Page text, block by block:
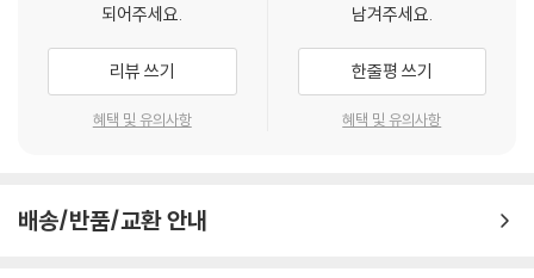
이 상품에 포함된 Blu-ray는 한글자막이 없습니다.
DVD/ Blu-ray 구매시 참고 사항 안내드립니다.
이어를 사용하셔야 합니다. 더불어 플레이어 소프트웨어 최신 버전의 업데
되어주세요.
리뷰 쓰기
혜택 및 유의사항
남겨주세요.
한줄평 쓰기
혜택 및 유의사항
배송/반품/교환 안내